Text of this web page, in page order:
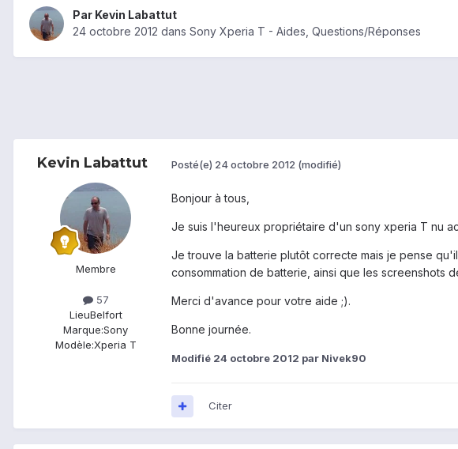
Par Kevin Labattut
24 octobre 2012 dans Sony Xperia T - Aides, Questions/Réponses
Kevin Labattut
Membre
57
LieuBelfort
Marque:Sony
Modèle:Xperia T
Posté(e) 24 octobre 2012 (modifié)
Bonjour à tous,
Je suis l'heureux propriétaire d'un sony xperia T nu
Je trouve la batterie plutôt correcte mais je pense
consommation de batterie, ainsi que les screenshots
Merci d'avance pour votre aide ;).
Bonne journée.
Modifié 24 octobre 2012 par Nivek90
Citer